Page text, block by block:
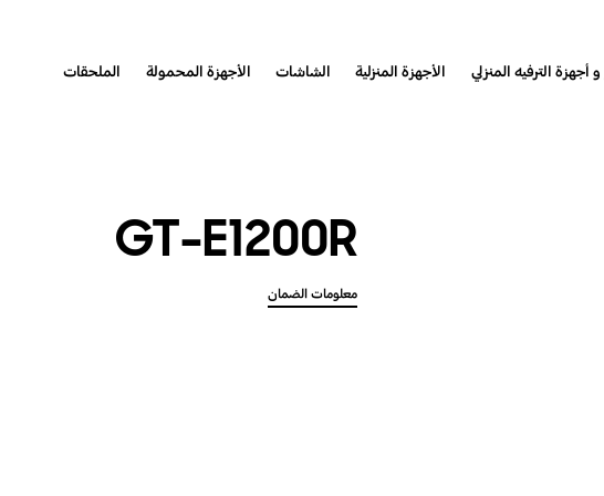
و أجهزة الترفيه المنزلي الأجهزة المنزلية الشاشات الأجهزة المحمولة الملحقات
GT-E1200R
معلومات الضمان